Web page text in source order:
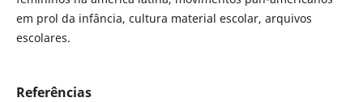
em prol da infância, cultura material escolar, arquivos
escolares.
Referências